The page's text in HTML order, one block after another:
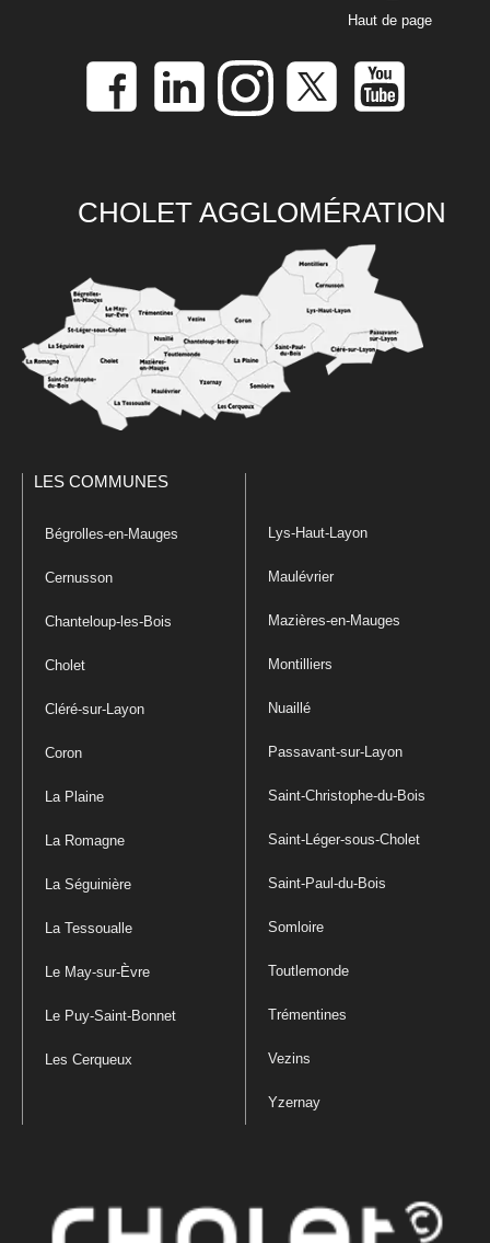
Haut de page
CHOLET AGGLOMÉRATION
LES COMMUNES
Bégrolles-en-Mauges
Cernusson
Chanteloup-les-Bois
Cholet
Cléré-sur-Layon
Coron
La Plaine
La Romagne
La Séguinière
La Tessoualle
Le May-sur-Èvre
Le Puy-Saint-Bonnet
Les Cerqueux
Lys-Haut-Layon
Maulévrier
Mazières-en-Mauges
Montilliers
Nuaillé
Passavant-sur-Layon
Saint-Christophe-du-Bois
Saint-Léger-sous-Cholet
Saint-Paul-du-Bois
Somloire
Toutlemonde
Trémentines
Vezins
Yzernay